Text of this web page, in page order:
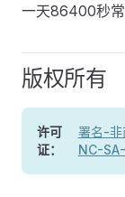
一天86400秒
版权所有
许可
证：
署名-
NC-